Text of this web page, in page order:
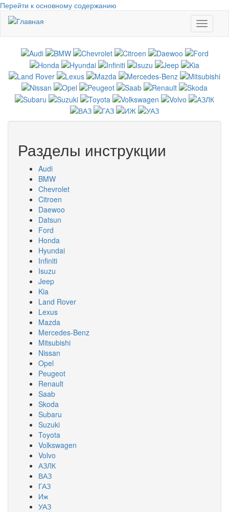
Перейти к основному содержанию
Toggle
Разделы инструкции
Audi
BMW
Chevrolet
Citroen
Daewoo
Datsun
Ford
Honda
Hyundai
Infiniti
Isuzu
Jeep
Kia
Land Rover
Lexus
Mazda
Mercedes-Benz
Mitsubishi
Nissan
Opel
Peugeot
Renault
Saab
Skoda
Subaru
Suzuki
Toyota
Volkswagen
Volvo
АЗЛК
ВАЗ
ГАЗ
Иж
УАЗ